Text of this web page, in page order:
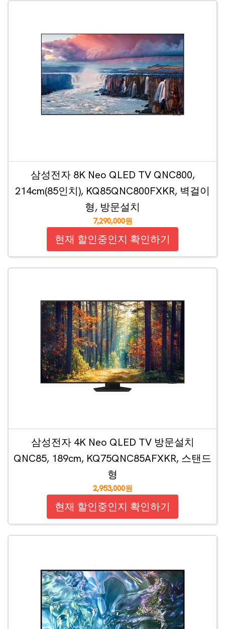
삼성전자 8K Neo QLED TV QNC800,
214cm(85인치), KQ85QNC800FXKR, 벽걸이
형, 방문설치
7,290,000원
현재 할인중인지 확인하기
삼성전자 4K Neo QLED TV 방문설치
QNC85, 189cm, KQ75QNC85AFXKR, 스탠드
형
2,953,000원
현재 할인중인지 확인하기